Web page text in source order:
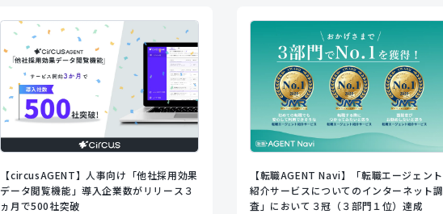
【circusAGENT】人事向け「他社採用効果
データ閲覧機能」導入企業数がリリース３
ヵ月で500社突破
【転職AGENT Navi】「転職エージェント
紹介サービスについてのインターネット調
査」において３冠（３部門１位）達成